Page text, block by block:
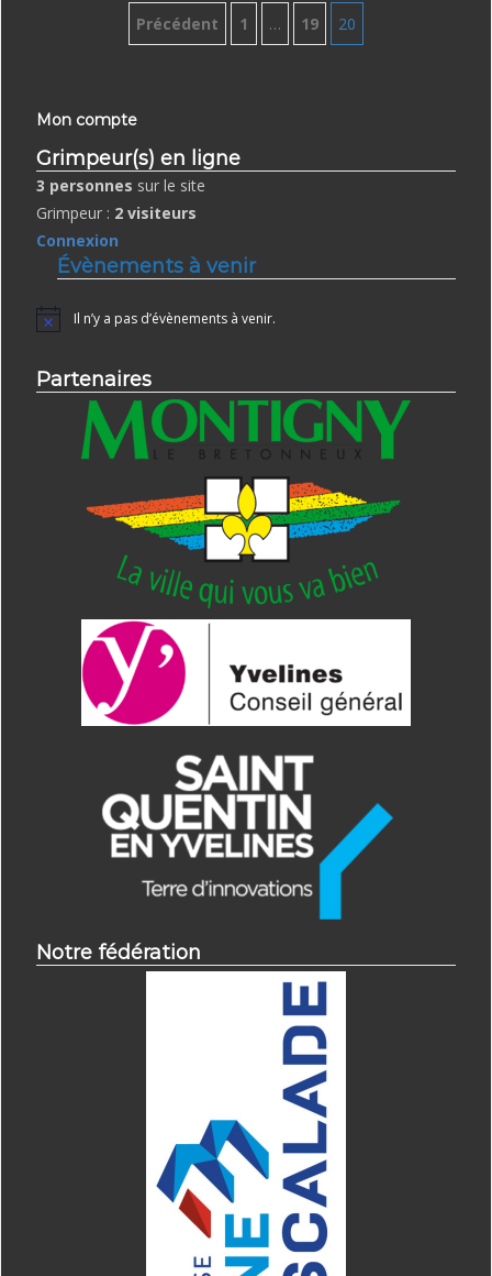
Pagination
publications
Précédent 1 … 19 20
Mon compte
Grimpeur(s) en ligne
3 personnes sur le site
Grimpeur : 2 visiteurs
Connexion
Évènements à venir
NoticeIl n’y a pas d’évènements à venir.
Partenaires
Notre fédération